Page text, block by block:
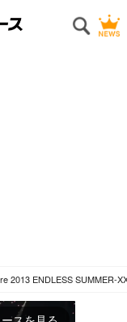
2013 ENDLESS SUMMER-